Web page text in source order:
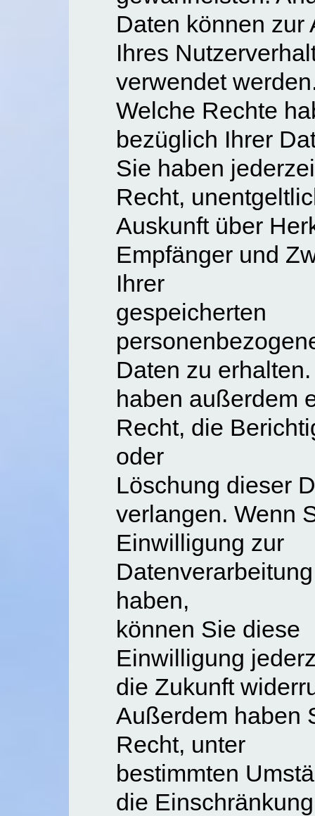
Daten können zur
Ihres
verwendet
Welche Rechte
bezüglich Ihrer
Sie haben
Recht,
Auskunft über
Empfänger und
Ihrer
gespeicherten
Daten zu
haben außerdem
Recht, die
oder
Löschung dieser
verlangen. Wenn
Einwilligung zur
haben,
können Sie diese
Einwilligung
die Zukunft
Außerdem haben
Recht, unter
bestimmten
die